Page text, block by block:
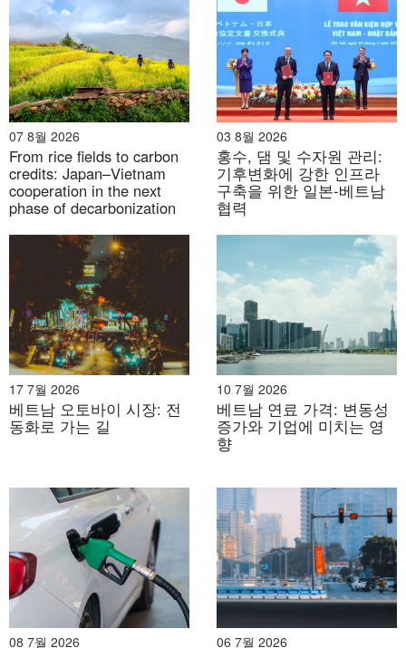
07 8월 2026
From rice fields to carbon
credits: Japan–Vietnam
cooperation in the next
phase of decarbonization
03 8월 2026
홍수, 댐 및 수자원 관리:
기후변화에 강한 인프라
구축을 위한 일본-베트남
협력
17 7월 2026
베트남 오토바이 시장: 전
동화로 가는 길
10 7월 2026
베트남 연료 가격: 변동성
증가와 기업에 미치는 영
향
08 7월 2026 06 7월 2026